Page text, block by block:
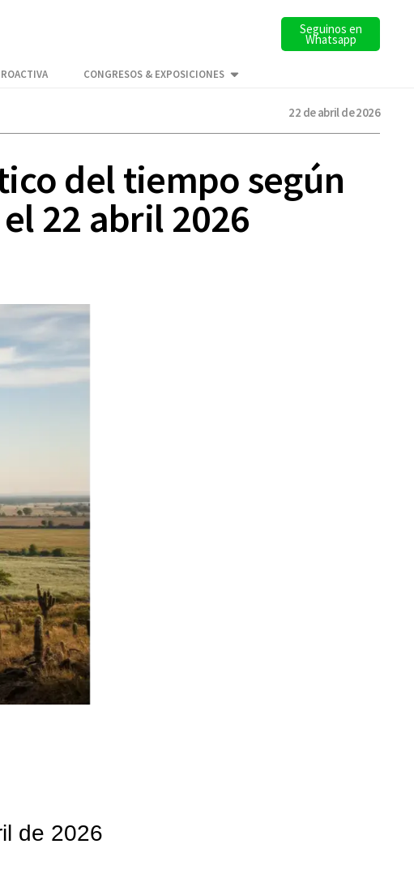
Seguinos en
Whatsapp
CONGRESOS & EXPOSICIONES
22 de abril de 2026
del tiempo según
22 abril 2026
de 2026